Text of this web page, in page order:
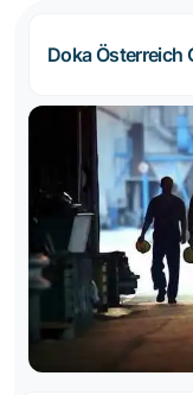
Doka Österreich